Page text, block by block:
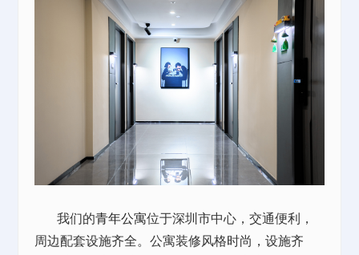
我们的青年公寓位于深圳市中心，交通便利，
周边配套设施齐全。公寓装修风格时尚，设施齐